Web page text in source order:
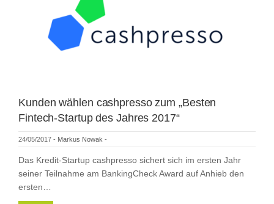
Kunden wählen cashpresso zum „Besten
Fintech-Startup des Jahres 2017“
24/05/2017 - Markus Nowak -
Das Kredit-Startup cashpresso sichert sich im ersten Jahr
seiner Teilnahme am BankingCheck Award auf Anhieb den
ersten…